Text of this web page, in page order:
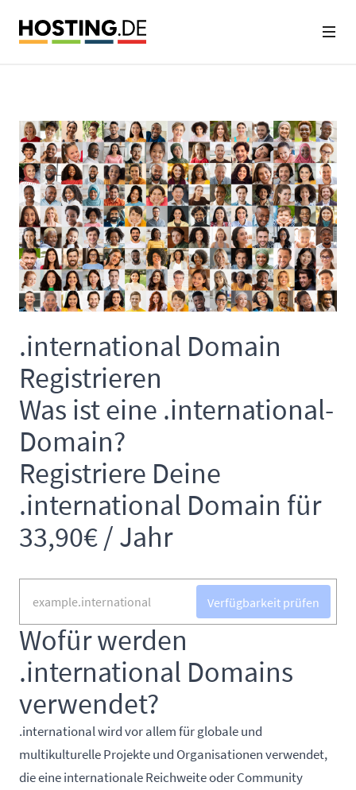
.international Domain
Registrieren
Was ist eine .international-
Domain?
Registriere Deine
.international Domain für
33,90€ / Jahr
Verfügbarkeit prüfen
Wofür werden
.international Domains
verwendet?
.international wird vor allem für globale und
multikulturelle Projekte und Organisationen verwendet,
die eine internationale Reichweite oder Community